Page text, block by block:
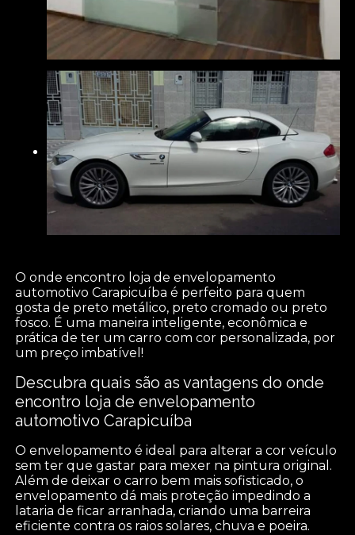
O onde encontro loja de envelopamento
automotivo Carapicuíba é perfeito para quem
gosta de preto metálico, preto cromado ou preto
fosco. É uma maneira inteligente, econômica e
prática de ter um carro com cor personalizada, por
um preço imbatível!
Descubra quais são as vantagens do onde
encontro loja de envelopamento
automotivo Carapicuíba
O envelopamento é ideal para alterar a cor veículo
sem ter que gastar para mexer na pintura original.
Além de deixar o carro bem mais sofisticado, o
envelopamento dá mais proteção impedindo a
lataria de ficar arranhada, criando uma barreira
eficiente contra os raios solares, chuva e poeira.